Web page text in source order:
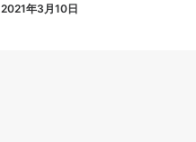
2021年3月10日